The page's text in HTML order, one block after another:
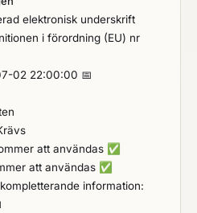
elektronisk underskrift
i förordning (EU) nr
02 22:00:00 📅
att användas ✅
att användas ✅
information: